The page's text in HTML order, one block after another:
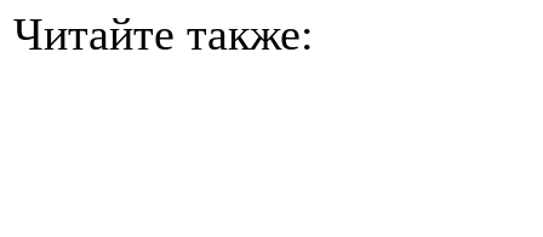
Читайте также: